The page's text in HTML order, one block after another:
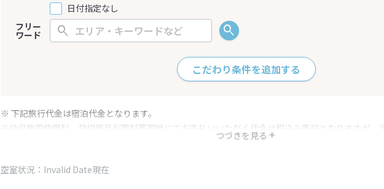
日付指定なし
フリー
ワード
こだわり条件を追加する
つづきを見る
※ 下記旅行代金は宿泊代金となります。
※幼児施設使用料、貸切風呂利用料等現地にてお支払いいただく代金は税込み表記となりますが、
空室状況：Invalid Date現在